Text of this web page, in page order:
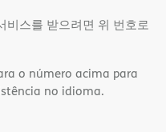
비스를 받으려면 위 번호로
o número acima para
no idioma.